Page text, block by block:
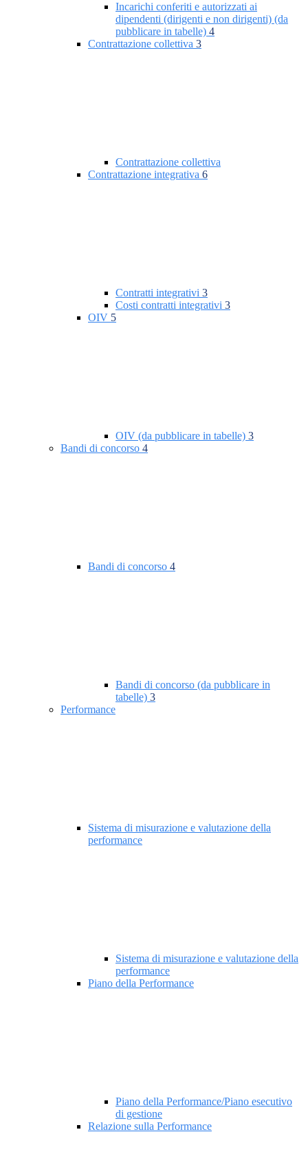
Incarichi conferiti e autorizzati ai
dipendenti (dirigenti e non dirigenti) (da
pubblicare in tabelle) 4
Contrattazione collettiva 3
Contrattazione collettiva
Contrattazione integrativa 6
Contratti integrativi 3
Costi contratti integrativi 3
OIV 5
OIV (da pubblicare in tabelle) 3
Bandi di concorso 4
Bandi di concorso 4
Bandi di concorso (da pubblicare in
tabelle) 3
Performance
Sistema di misurazione e valutazione della
performance
Sistema di misurazione e valutazione della
performance
Piano della Performance
Piano della Performance/Piano esecutivo
di gestione
Relazione sulla Performance